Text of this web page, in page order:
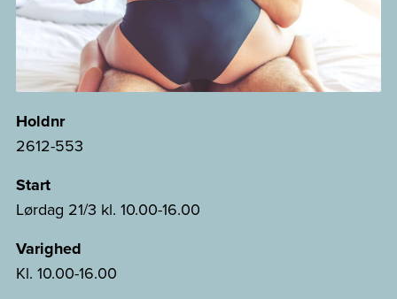
Holdnr
2612-553
Start
Lørdag 21/3 kl. 10.00-16.00
Varighed
Kl. 10.00-16.00